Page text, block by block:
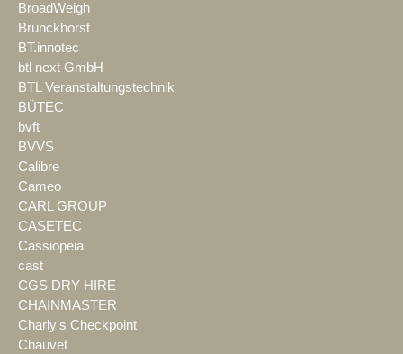
BroadWeigh
Brunckhorst
BT.innotec
btl next GmbH
BTL Veranstaltungstechnik
BÜTEC
bvft
BVVS
Calibre
Cameo
CARL GROUP
CASETEC
Cassiopeia
cast
CGS DRY HIRE
CHAINMASTER
Charly's Checkpoint
Chauvet